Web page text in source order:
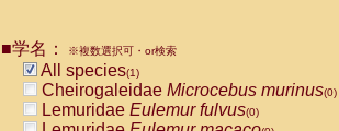
CebidaeCebus nigrivittatus
CebidaeCebus
CebidaeSaimiri boliviensis(0)
CebidaeSaimiri sciureus(0)
AtelidaeAlouatta caraya
■学名： ※複数選択可・or検索
All species(1)
Cheirogaleidae Microcebus murinus(0)
Lemuridae Eulemur fulvus(0)